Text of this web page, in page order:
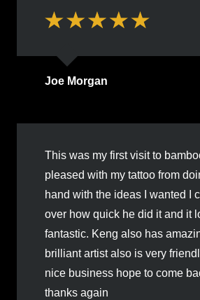
Joe Morgan
This was my first visit to
pleased with my tattoo from
hand with the ideas I wanted I
over how quick he did it and it
fantastic. Keng also has
brilliant artist also is very
nice business hope to come
thanks again